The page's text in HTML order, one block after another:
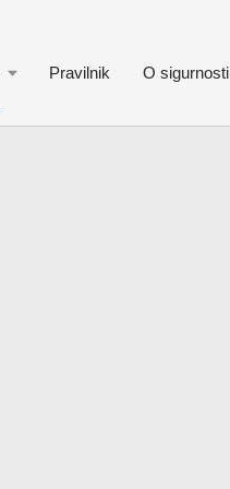
Pravilnik O sigurnosti